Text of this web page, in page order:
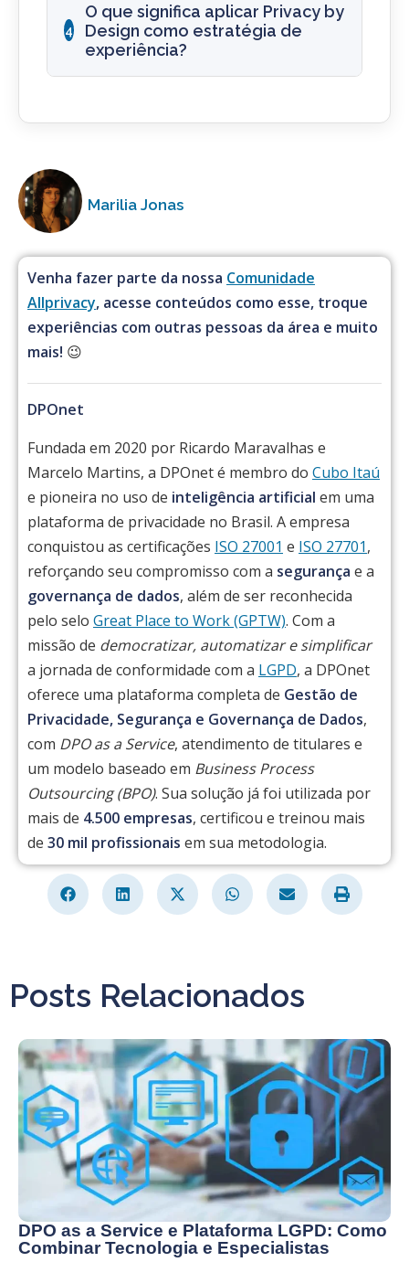
4
O que significa aplicar Privacy by
Design como estratégia de
experiência?
Marilia Jonas
Venha fazer parte da nossa Comunidade
Allprivacy, acesse conteúdos como esse, troque
experiências com outras pessoas da área e muito
mais! 😉
DPOnet
Fundada em 2020 por Ricardo Maravalhas e
Marcelo Martins, a DPOnet é membro do Cubo Itaú
e pioneira no uso de inteligência artificial em uma
plataforma de privacidade no Brasil. A empresa
conquistou as certificações ISO 27001 e ISO 27701,
reforçando seu compromisso com a segurança e a
governança de dados, além de ser reconhecida
pelo selo Great Place to Work (GPTW). Com a
missão de democratizar, automatizar e simplificar
a jornada de conformidade com a LGPD, a DPOnet
oferece uma plataforma completa de Gestão de
Privacidade, Segurança e Governança de Dados,
com DPO as a Service, atendimento de titulares e
um modelo baseado em Business Process
Outsourcing (BPO). Sua solução já foi utilizada por
mais de 4.500 empresas, certificou e treinou mais
de 30 mil profissionais em sua metodologia.
Posts Relacionados
DPO as a Service e Plataforma LGPD: Como
Combinar Tecnologia e Especialistas